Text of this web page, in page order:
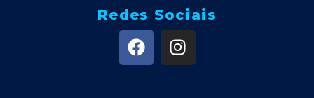
Redes Sociais